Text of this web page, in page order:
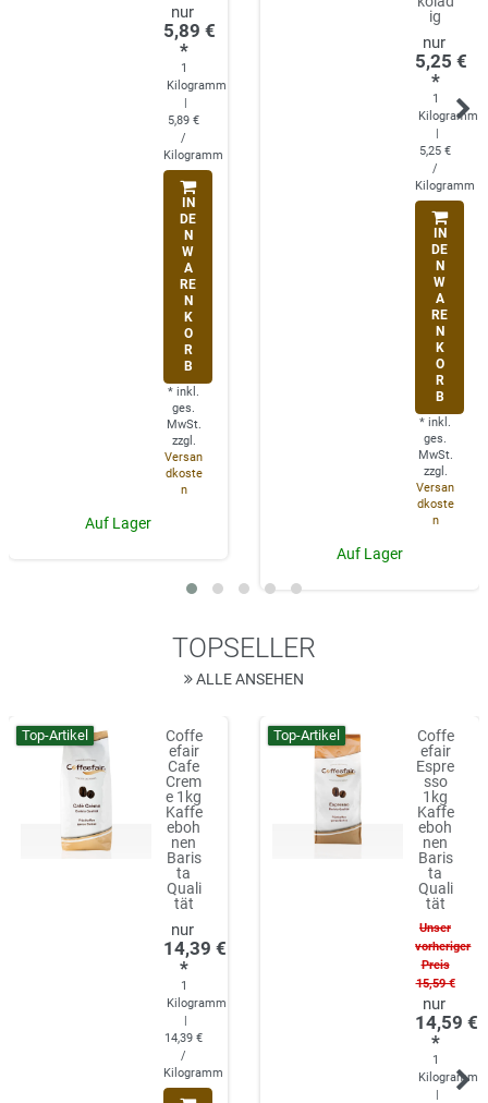
5,89 €
*
1
Kilogramm
|
5,89 €
/
Kilogramm
IN
DE
N
W
A
RE
N
K
O
R
B
* inkl.
ges.
MwSt.
zzgl.
Versan
dkoste
n
Auf Lager
ig
5,25 €
*
1
Kilogramm
|
5,25 €
/
Kilogramm
IN
DE
N
W
A
RE
N
K
O
R
B
* inkl.
ges.
MwSt.
zzgl.
Versan
dkoste
n
Auf Lager
TOPSELLER
ALLE ANSEHEN
Top-Artikel
Coffe
efair
Cafe
Crem
e 1kg
Kaffe
eboh
nen
Baris
ta
Quali
tät
14,39 €
*
1
Kilogramm
|
14,39 €
/
Kilogramm
Top-Artikel
Coffe
efair
Espre
sso
1kg
Kaffe
eboh
nen
Baris
ta
Quali
tät
Unser
vorheriger
Preis
15,59 €
14,59 €
*
1
Kilogramm
|